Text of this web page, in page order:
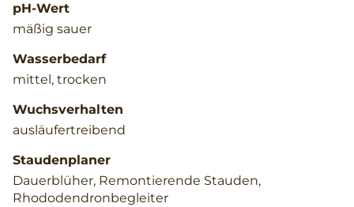
pH-Wert
mäßig sauer
Wasserbedarf
mittel, trocken
Wuchsverhalten
ausläufertreibend
Staudenplaner
Dauerblüher, Remontierende Stauden,
Rhododendronbegleiter